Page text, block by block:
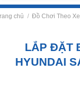
chủ / Đồ Chơi Theo Xe
LẮP ĐẶT
HYUNDAI